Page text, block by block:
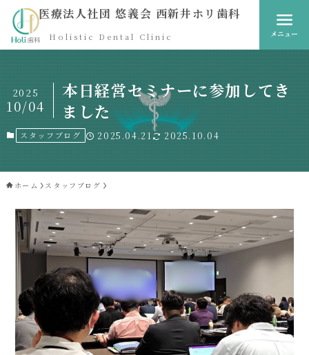
医療法人社団 悠義会 西新井ホリ歯科
Holistic Dental Clinic メニュー
本日経営セミナーに参加してき
ました
2025
10/04
スタッフブログ 2025.04.21 2025.10.04
ホーム スタッフブログ